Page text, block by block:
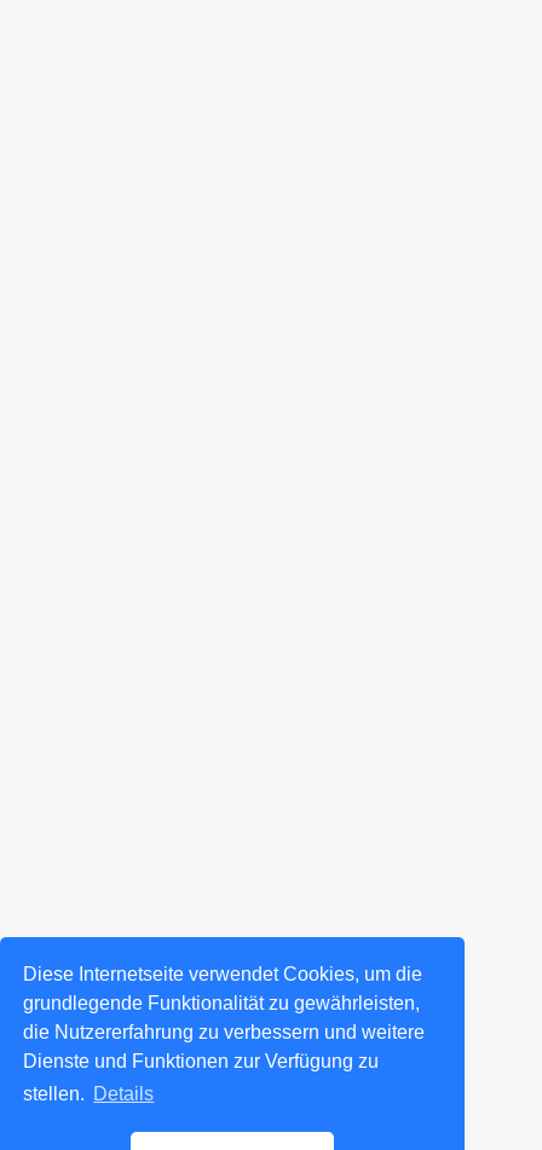
Diese Internetseite verwendet Cookies, um die
grundlegende Funktionalität zu gewährleisten,
die Nutzererfahrung zu verbessern und weitere
Dienste und Funktionen zur Verfügung zu
stellen. Details